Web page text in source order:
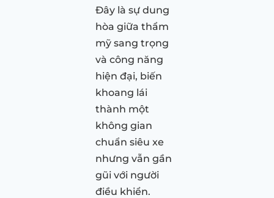
Đây là sự dung
hòa giữa thẩm
mỹ sang trọng
và công năng
hiện đại, biến
khoang lái
thành một
không gian
chuẩn siêu xe
nhưng vẫn gần
gũi với người
điều khiển.